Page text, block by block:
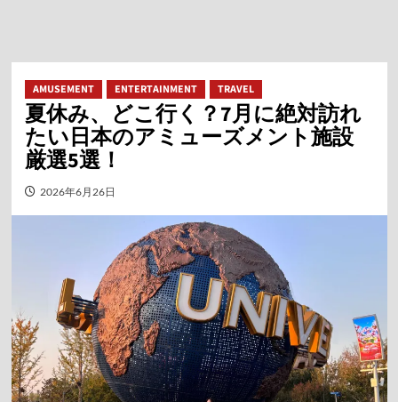
AMUSEMENT ENTERTAINMENT TRAVEL
夏休み、どこ行く？7月に絶対訪れ
たい日本のアミューズメント施設
厳選5選！
2026年6月26日